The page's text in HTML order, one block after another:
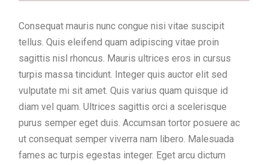
Consequat mauris nunc congue nisi vitae suscipit
tellus. Quis eleifend quam adipiscing vitae proin
sagittis nisl rhoncus. Mauris ultrices eros in cursus
turpis massa tincidunt. Integer quis auctor elit sed
vulputate mi sit amet. Quis varius quam quisque id
diam vel quam. Ultrices sagittis orci a scelerisque
purus semper eget duis. Accumsan tortor posuere ac
ut consequat semper viverra nam libero. Malesuada
fames ac turpis egestas integer. Eget arcu dictum